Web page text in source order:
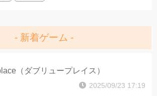
新着ゲーム
（ダブリュープレイス）
2025/09/23 17:19